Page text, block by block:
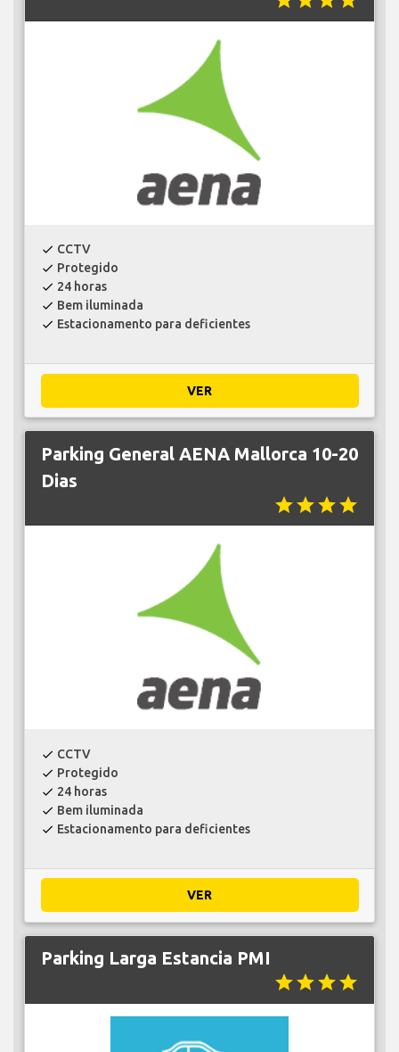
check CCTV
check Protegido
check 24 horas
check Bem iluminada
check Estacionamento para deficientes
VER
Parking General AENA Mallorca 10-20
Dias
starstarstarstar
check CCTV
check Protegido
check 24 horas
check Bem iluminada
check Estacionamento para deficientes
VER
Parking Larga Estancia PMI
starstarstarstar